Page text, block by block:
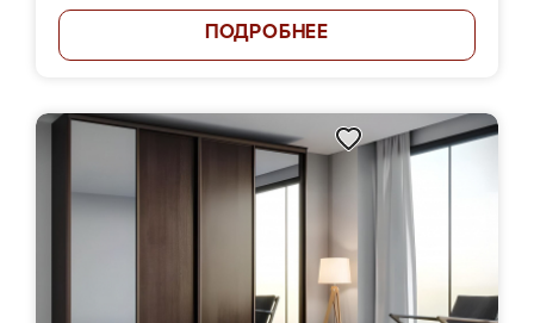
ПОДРОБНЕЕ